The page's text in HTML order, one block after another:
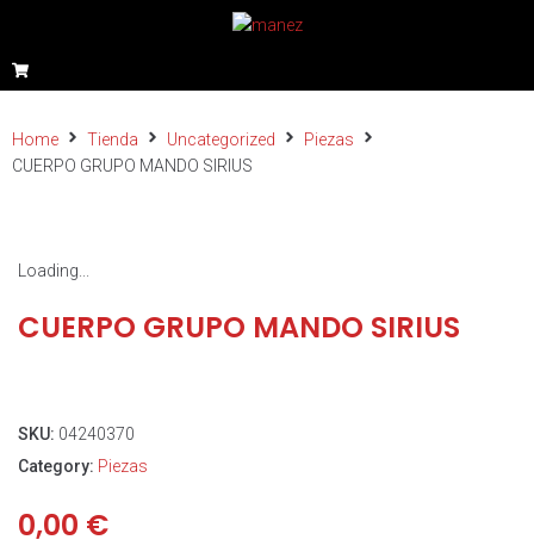
Home Tienda Uncategorized
Piezas
CUERPO GRUPO MANDO SIRIUS
Loading...
CUERPO GRUPO MANDO SIRIUS
SKU: 04240370
Category: Piezas
0,00 €